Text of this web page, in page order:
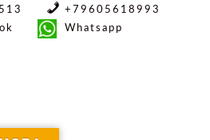
+79605618993
Whatsapp